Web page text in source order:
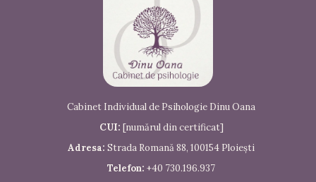
Cabinet Individual de Psihologie Dinu Oana
CUI: [numărul din certificat]
Adresa: Strada Romană 88, 100154 Ploiești
Telefon: +40 730.196.937